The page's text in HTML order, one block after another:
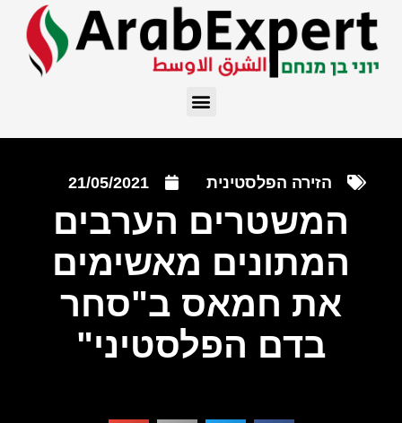
הזירה הפלסטינית 21/05/2021
המשטרים הערבים
המתונים מאשימים
את חמאס ב"סחר
בדם הפלסטיני"